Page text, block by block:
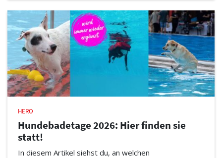
HERO
Hundebadetage 2026: Hier finden sie
statt!
In diesem Artikel siehst du, an welchen